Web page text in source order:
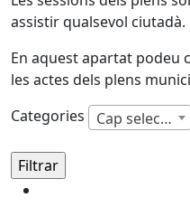
assistir qualsevol ciutadà.
En aquest apartat podeu
les actes dels plens
Categories
Cap selecció